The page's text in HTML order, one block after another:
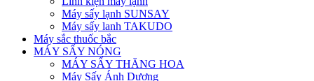
Máy sấy lạnh SUNSAY
Máy sấy lanh TAKUDO
Máy sắc thuốc bắc
MÁY SẤY NÓNG
MÁY SẤY THĂNG HOA
Máy Sấy Ánh Dương